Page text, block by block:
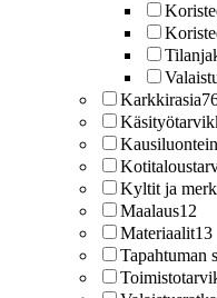
Karkkirasia
Kyltit ja
Maalaus12
Materiaalit13
Tapahtuman